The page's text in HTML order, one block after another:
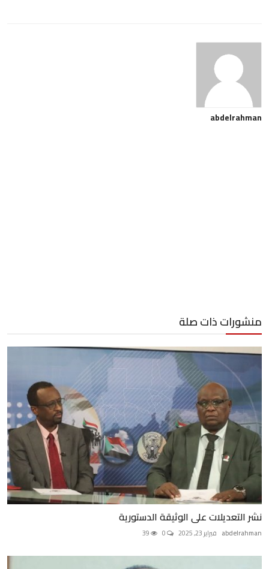
abdelrahman
منشورات ذات صلة
نشر التعديلات على الوثيقة الدستورية
abdelrahman فبراير 23, 2025